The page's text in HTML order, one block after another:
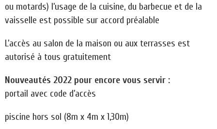
ou motards) l’usage de la cuisine, du barbecue et de la
vaisselle est possible sur accord préalable
L’accès au salon de la maison ou aux terrasses est
autorisé à tous gratuitement
Nouveautés 2022 pour encore vous servir :
portail avec code d’accès
piscine hors sol (8m x 4m x 1,30m)